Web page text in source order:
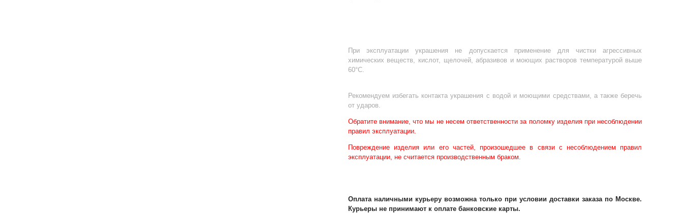
При эксплуатации украшения не допускается применение для чистки агрессивных
химических веществ, кислот, щелочей, абразивов и моющих растворов температурой выше
60°С.
Рекомендуем избегать контакта украшения с водой и моющими средствами, а также беречь
от ударов.
Обратите внимание, что мы не несем ответственности за поломку изделия при несоблюдении
правил эксплуатации.
Повреждение изделия или его частей, произошедшее в связи с несоблюдением правил
эксплуатации, не считается производственным браком.
Оплата наличными курьеру возможна только при условии доставки заказа по Москве.
Курьеры не принимают к оплате банковские карты.